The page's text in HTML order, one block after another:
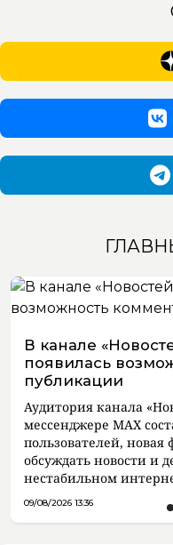
В канале
появилась
публикации
Аудитория канала
мессенджере MAX
пользователей,
обсуждать новости и
нестабильном
09/08/2026 13:36